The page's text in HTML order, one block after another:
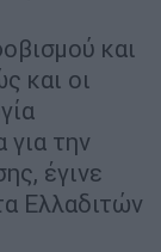
και
και οι
για την
έγινε
Ελλαδιτών